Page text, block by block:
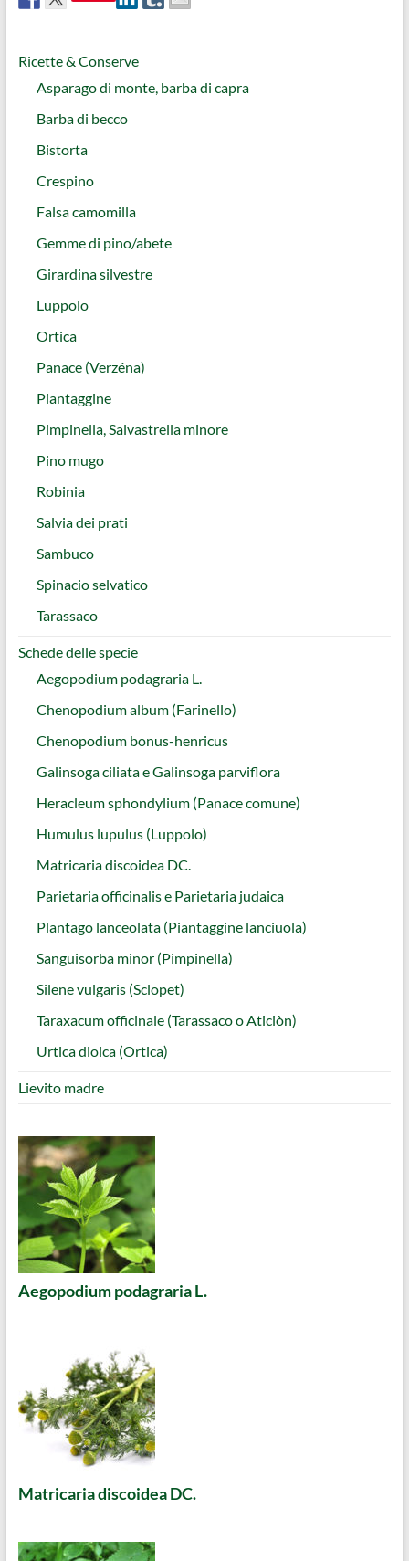
Ricette & Conserve
Asparago di monte, barba di capra
Barba di becco
Bistorta
Crespino
Falsa camomilla
Gemme di pino/abete
Girardina silvestre
Luppolo
Ortica
Panace (Verzéna)
Piantaggine
Pimpinella, Salvastrella minore
Pino mugo
Robinia
Salvia dei prati
Sambuco
Spinacio selvatico
Tarassaco
Schede delle specie
Aegopodium podagraria L.
Chenopodium album (Farinello)
Chenopodium bonus-henricus
Galinsoga ciliata e Galinsoga parviflora
Heracleum sphondylium (Panace comune)
Humulus lupulus (Luppolo)
Matricaria discoidea DC.
Parietaria officinalis e Parietaria judaica
Plantago lanceolata (Piantaggine lanciuola)
Sanguisorba minor (Pimpinella)
Silene vulgaris (Sclopet)
Taraxacum officinale (Tarassaco o Aticiòn)
Urtica dioica (Ortica)
Lievito madre
Aegopodium podagraria L.
Matricaria discoidea DC.